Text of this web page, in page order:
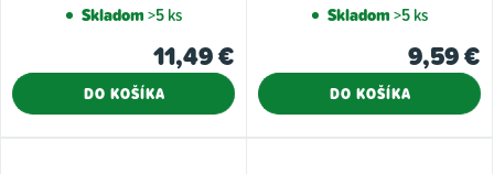
Skladom>5 ks
11,49 €
DO KOŠÍKA
Skladom>5 ks
9,59 €
DO KOŠÍKA